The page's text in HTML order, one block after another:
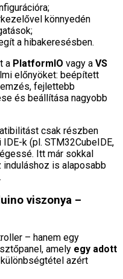
könnyedén
a hibakeresésben.
a PlatformIO vagy a VS
előnyöket: beépített
fejlettebb
és beállítása nagyobb
csak részben
k (pl. STM32CubeIDE,
Itt már sokkal
is alaposabb
viszonya –
– hanem egy
amely egy adott
különbségtétel azért